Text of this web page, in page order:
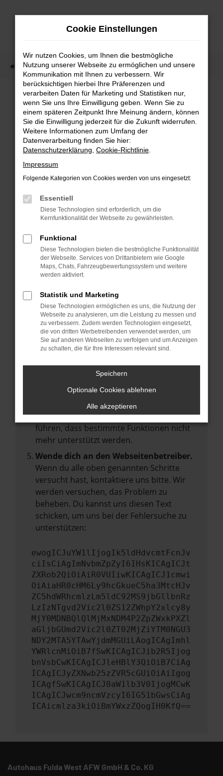
Zum
Startseite Fahrzeugangebote Fahrzeugmarkt
Fahrzeugmarkt
Fehler: Network Error
Beim Laden ist ein Fehler aufgetreten.
Hier sind ein paar Tipps, die dir helfen können:
Überprüfe deine Firewall und deine
Internetverbindung.
deine Suchmaschine?
Prüfe deine Browsererweiterungen.
Manche Erweiterungen, wie Werbeblocker,
können das Laden bestimmter Seiten
anderen Browser oder in einem privaten
Fenster?
Starte dein Gerät neu.
Das kann manchmal helfen,
vorübergehende Probleme zu beheben.
Stelle sicher, dass dein Browser und dein
Betriebssystem auf dem neuesten Stand
Veraltete Software birgt nicht nur ein
Sicherheitsrisiko, sondern kann auch dazu
führen, dass bestimmte Funktionen nicht
mehr unterstützt werden.
Wende dich an den Webseitenbetreiber.
Wenn du alle oben genannten Schritte
versucht hast, kontaktiere uns bitte. Wir
werden versuchen, das Problem zu
beheben. Du kannst uns diesen Text
schicken, um uns bei der Fehlersuche zu
unterstützen:
ewogICJuYW1lIjogIk5ldHdvcmtFcnJv
ciIsCiAgImNvbmZpZyI6IHsKICAgICJt
ZXRob2QiOiAiR0VUIiwKICAgICJ1cmwi
OiAiaHR0cHM6Ly9hcGkueC5ha3MtcHJv
ZC5hdWRhcmlzLm5ldC92MS9jbGllbnRz
LzIzNTgvd2Vic2l0ZS12ZWhpY2xlcy8y
MjY0MDNBQlQlMjMxNDM4P2ZpZWxkPXZl
aGljbGUmd2Vic2l0ZT02MjZiYTM0NGU3
NDY2MTA5YTAwYjdmMGUiLAogICAgImhl
YWRlcnMiOiB7fSwKICAgICJib2R5Ijog
bnVsbCwKICAgICJleHBlY3QiOiB7CiAg
ICAgICJyZXNwb25zZVR5cGUiOiAiIgog
ICAgfSwKICAgICJ0aW1lb3V0IjogMCwK
ICAgICJwcm9ncmVzcyI6IG51bGwsCiAg
ICAicmlza3kiOiBmYWxzZQogIH0KfQ==
Autohaus Fulda West AFW GmbH & Co. KG
Cookie Einstellungen
Wir nutzen Cookies, um Ihnen die bestmögliche
Nutzung unserer Webseite zu ermöglichen und unsere
Kommunikation mit Ihnen zu verbessern. Wir
berücksichtigen hierbei Ihre Präferenzen und
verarbeiten Daten für Marketing und Statistiken nur,
wenn Sie uns Ihre Einwilligung geben. Wenn Sie zu
einem späteren Zeitpunkt Ihre Meinung ändern, können
Sie die Einwilligung jederzeit für die Zukunft widerrufen.
Weitere Informationen zum Umfang der
Datenverarbeitung finden Sie hier:
Datenschutzerklärung Cookie-Richtlinie
Impressum
Folgende Kategorien von Cookies werden von uns eingesetzt:
Essentiell
Diese Technologien sind erforderlich, um die
Kernfunktionalität der Webseite zu gewährleisten.
Funktional
Diese Technologien bieten die bestmögliche Funktionalität
der Webseite. Services von Drittanbietern wie Google
Maps, Chats, Fahrzeugbewertungssystem und weitere
werden aktiviert.
Statistik und Marketing
Diese Technologien ermöglichen es uns, die Nutzung der
Webseite zu analysieren, um die Leistung zu messen und
zu verbessern. Zudem werden Technologien eingesetzt,
die von dritten Werbetreibenden verwendet werden, um
Sie auf anderen Webseiten zu verfolgen und um Anzeigen
zu schalten, die für Ihre Interessen relevant sind.
Speichern
Optionale Cookies ablehnen
Alle akzeptieren